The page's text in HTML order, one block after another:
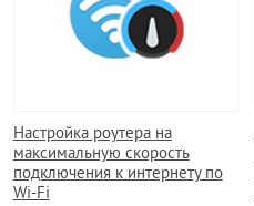
Настройка роутера на
максимальную скорость
подключения к интернету по
Wi-Fi